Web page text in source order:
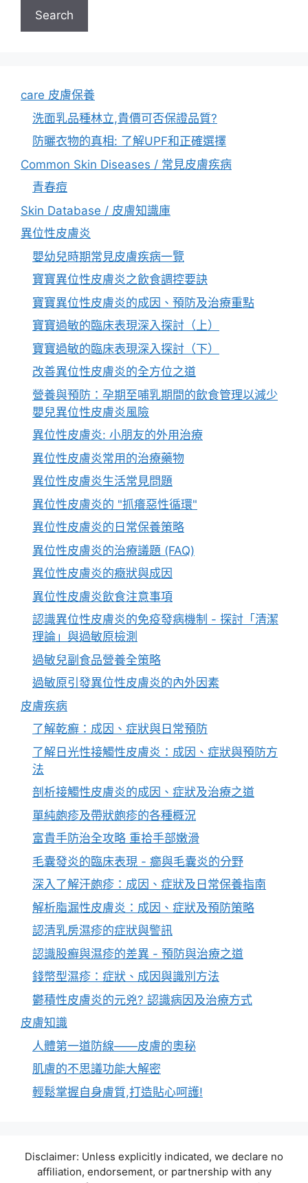
Search
care 皮膚保養
洗面乳品種林立,貴價可否保證品質?
防曬衣物的真相: 了解UPF和正確選擇
Common Skin Diseases / 常見皮膚疾病
青春痘
Skin Database / 皮膚知識庫
異位性皮膚炎
嬰幼兒時期常見皮膚疾病一覽
寶寶異位性皮膚炎之飲食調控要訣
寶寶異位性皮膚炎的成因、預防及治療重點
寶寶過敏的臨床表現深入探討（上）
寶寶過敏的臨床表現深入探討（下）
改善異位性皮膚炎的全方位之道
營養與預防：孕期至哺乳期間的飲食管理以減少
嬰兒異位性皮膚炎風險
異位性皮膚炎: 小朋友的外用治療
異位性皮膚炎常用的治療藥物
異位性皮膚炎生活常見問題
異位性皮膚炎的 "抓癢惡性循環"
異位性皮膚炎的日常保養策略
異位性皮膚炎的治療議題 (FAQ)
異位性皮膚炎的癥狀與成因
異位性皮膚炎飲食注意事項
認識異位性皮膚炎的免疫發病機制 - 探討「清潔
理論」與過敏原檢測
過敏兒副食品營養全策略
過敏原引發異位性皮膚炎的內外因素
皮膚疾病
了解乾癬：成因、症狀與日常預防
了解日光性接觸性皮膚炎：成因、症狀與預防方
法
剖析接觸性皮膚炎的成因、症狀及治療之道
單純皰疹及帶狀皰疹的各種概況
富貴手防治全攻略 重拾手部嫩滑
毛囊發炎的臨床表現 - 癤與毛囊炎的分野
深入了解汗皰疹：成因、症狀及日常保養指南
解析脂漏性皮膚炎：成因、症狀及預防策略
認清乳房濕疹的症狀與警訊
認識股癬與濕疹的差異 - 預防與治療之道
錢幣型濕疹：症狀、成因與識別方法
鬱積性皮膚炎的元兇? 認識病因及治療方式
皮膚知識
人體第一道防線——皮膚的奧秘
肌膚的不思議功能大解密
輕鬆掌握自身膚質,打造貼心呵護!
Disclaimer: Unless explicitly indicated, we declare no
affiliation, endorsement, or partnership with any